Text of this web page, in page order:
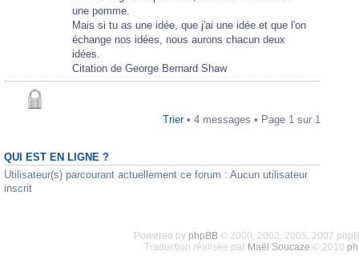
une pomme.
Mais si tu as une idée, que j'ai une idée et que l'on
échange nos idées, nous aurons chacun deux
idées.
Citation de George Bernard Shaw
Trier• 4 messages • Page 1 sur 1
QUI EST EN LIGNE ?
Utilisateur(s) parcourant actuellement ce forum : Aucun utilisateur
inscrit
Powered by phpBB© 2000, 2002, 2005, 2007
Traduction réalisée par Maël Soucaze © 2010